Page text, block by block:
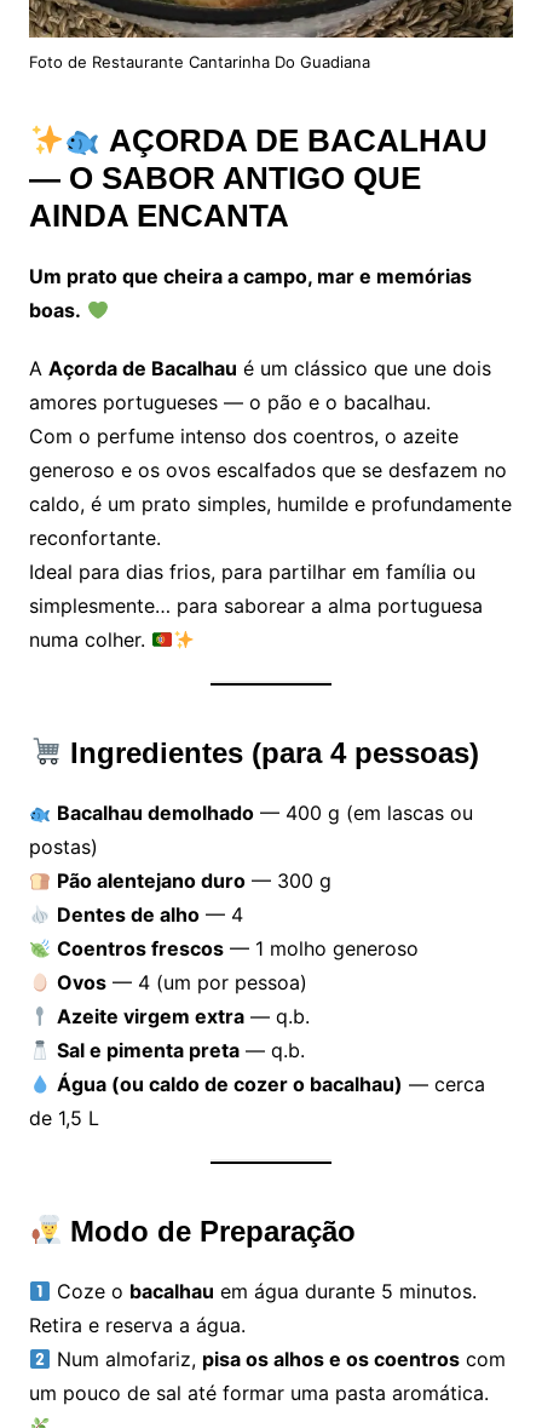
Foto de Restaurante Cantarinha Do Guadiana
AÇORDA DE BACALHAU
— O SABOR ANTIGO QUE
AINDA ENCANTA
Um prato que cheira a campo, mar e memórias
boas.
A Açorda de Bacalhau é um clássico que une dois
amores portugueses — o pão e o bacalhau.
Com o perfume intenso dos coentros, o azeite
generoso e os ovos escalfados que se desfazem no
caldo, é um prato simples, humilde e profundamente
reconfortante.
Ideal para dias frios, para partilhar em família ou
simplesmente… para saborear a alma portuguesa
numa colher.
Ingredientes (para 4 pessoas)
Bacalhau demolhado — 400 g (em lascas ou
postas)
Pão alentejano duro — 300 g
Dentes de alho — 4
Coentros frescos — 1 molho generoso
Ovos — 4 (um por pessoa)
Azeite virgem extra — q.b.
Sal e pimenta preta — q.b.
Água (ou caldo de cozer o bacalhau) — cerca
de 1,5 L
Modo de Preparação
Coze o bacalhau em água durante 5 minutos.
Retira e reserva a água.
Num almofariz, pisa os alhos e os coentros com
um pouco de sal até formar uma pasta aromática.